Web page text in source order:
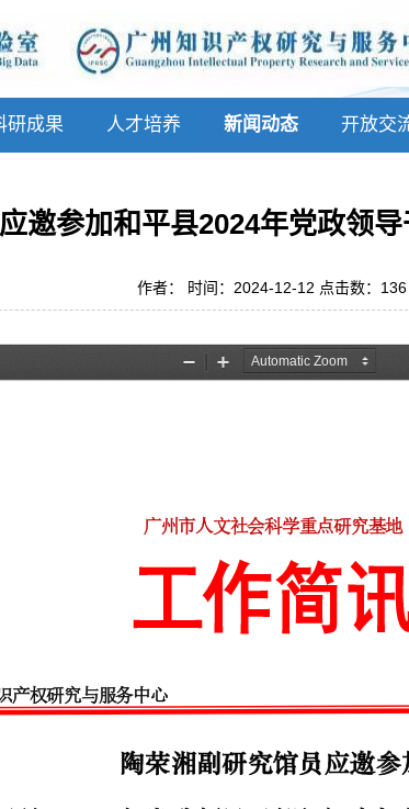
研成果 人才培养 新闻动态 开放交
邀参加和平县2024年党政领
作者： 时间：2024-12-12 点击数： 136